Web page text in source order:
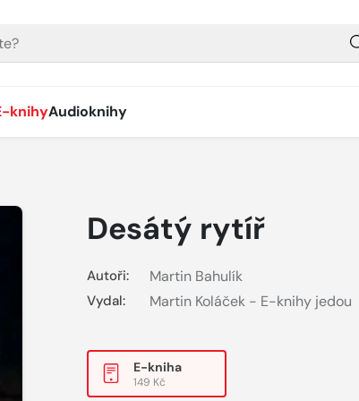
knihyAudioknihy
Desátý rytíř
Autoři: Martin Bahulík
Vydal: Martin Koláček - E-knihy jedou
E-kniha
149 Kč